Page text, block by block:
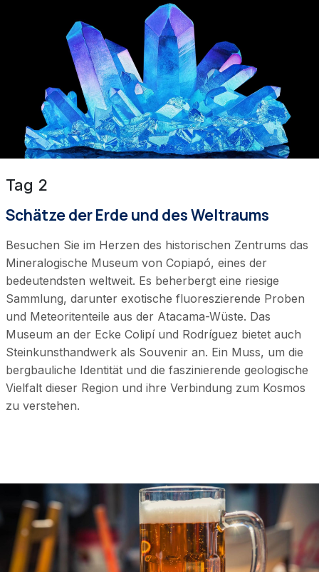
Tag 2
Schätze der Erde und des Weltraums
Besuchen Sie im Herzen des historischen Zentrums das
Mineralogische Museum von Copiapó, eines der
bedeutendsten weltweit. Es beherbergt eine riesige
Sammlung, darunter exotische fluoreszierende Proben
und Meteoritenteile aus der Atacama-Wüste. Das
Museum an der Ecke Colipí und Rodríguez bietet auch
Steinkunsthandwerk als Souvenir an. Ein Muss, um die
bergbauliche Identität und die faszinierende geologische
Vielfalt dieser Region und ihre Verbindung zum Kosmos
zu verstehen.